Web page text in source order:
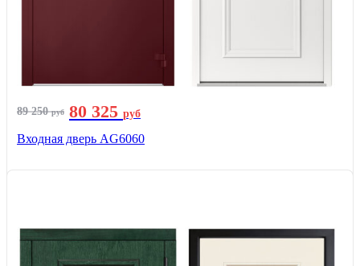
89 250руб 80 325 руб
Входная дверь AG6060